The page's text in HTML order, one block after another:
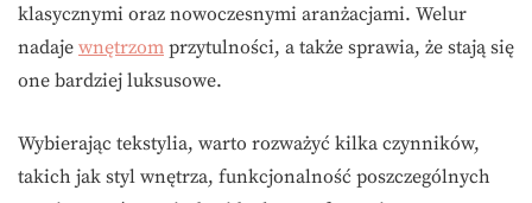
klasycznymi oraz nowoczesnymi aranżacjami. Welur
nadaje wnętrzom przytulności, a także sprawia, że stają się
one bardziej luksusowe.
Wybierając tekstylia, warto rozważyć kilka czynników,
takich jak styl wnętrza, funkcjonalność poszczególnych